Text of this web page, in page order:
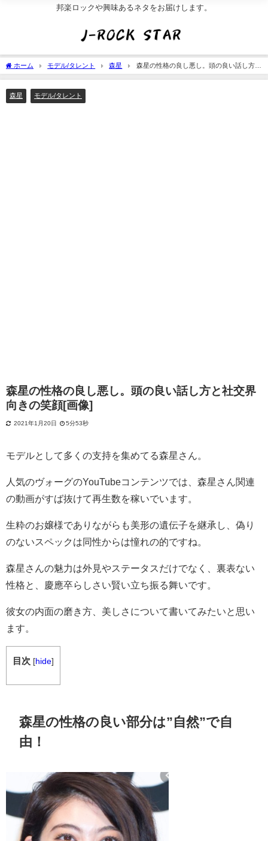
邦楽ロックや興味あるネタをお届けします。
ホーム モデル/タレント 森星
森星の性格の良し悪し。頭の良い話し方と
社交界向きの笑顔[画像]
森星 モデル/タレント
森星の性格の良し悪し。頭の良い話し方と社交界
向きの笑顔[画像]
2021年1月20日 5分53秒
モデルとして多くの支持を集めてる森星さん。
人気のヴォーグのYouTubeコンテンツでは、森星さん関連
の動画がすば抜けて再生数を稼いでいます。
生粋のお嬢様でありながらも美形の遺伝子を継承し、偽り
のないスペックは同性からは憧れの的ですね。
森星さんの魅力は外見やステータスだけでなく、裏表ない
性格と、慶應卒らしさい賢い立ち振る舞いです。
彼女の内面の磨き方、美しさについて書いてみたいと思い
ます。
目次 [hide]
森星の性格の良い部分は”自然”で自
由！